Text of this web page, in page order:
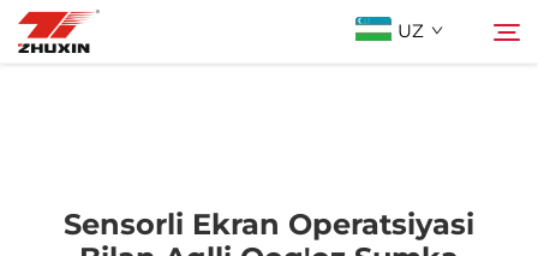
UZ
Istiqbolli Tarmoqlar
Sensorli Ekran Operatsiyasi